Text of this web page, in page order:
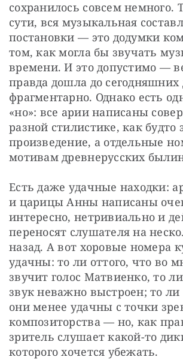
сохранилось совсем немного.
сути, вся музыкальная
постановки — это додумки
том, как могла бы звучать
времени. И это допустимо —
правда дошла до
фрагментарно. Однако есть
«но»: все арии написаны
разной стилистике, как будто
произведение, а отдельные
мотивам древнерусских
Есть даже удачные находки:
и царицы Анны написаны
интересно, нетривиально и
переносят слушателя на
назад. А вот хоровые номера
удачны: то ли оттого, что во
звучит голос Матвиенко, то
звук неважно выстроен; то ли
они менее удачны с точки
композиторства — но, как
зритель слушает какой-то
которого хочется убежать.